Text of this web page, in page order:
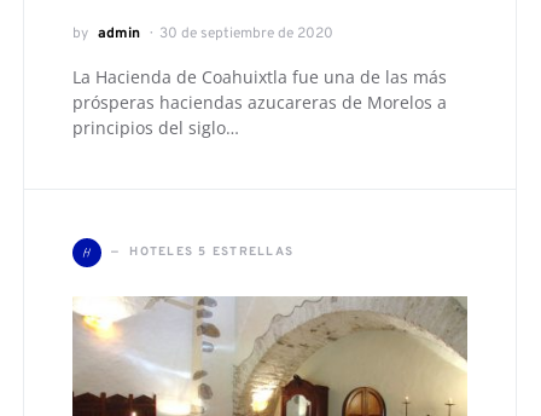
by admin 30 de septiembre de 2020
La Hacienda de Coahuixtla fue una de las más
prósperas haciendas azucareras de Morelos a
principios del siglo…
H HOTELES 5 ESTRELLAS